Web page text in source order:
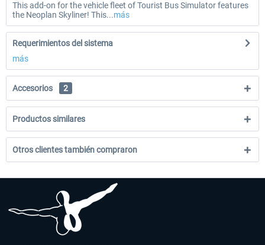
This add-on for the vehicle fleet of Tourist Bus Simulator features
the Neoplan Skyliner! This...más
Requerimientos del sistema
más
Accesorios 2
Productos similares
Otros clientes también compraron